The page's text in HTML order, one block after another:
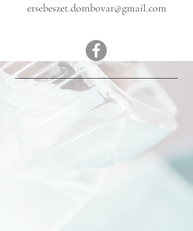
ersebeszet.dombovar@gmail.com